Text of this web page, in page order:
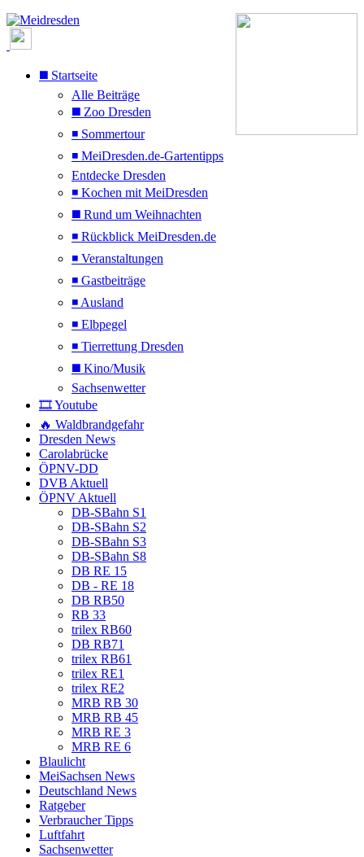
◼️ Startseite
Alle Beiträge
◼️ Zoo Dresden
◾ Sommertour
◾ MeiDresden.de-Gartentipps
Entdecke Dresden
◾ Kochen mit MeiDresden
◼️ Rund um Weihnachten
◾ Rückblick MeiDresden.de
◾ Veranstaltungen
◾ Gastbeiträge
◾ Ausland
◾ Elbpegel
◾ Tierrettung Dresden
◼️ Kino/Musik
Sachsenwetter
🎞️ Youtube
🔥 Waldbrandgefahr
Dresden News
Carolabrücke
ÖPNV-DD
DVB Aktuell
ÖPNV Aktuell
DB-SBahn S1
DB-SBahn S2
DB-SBahn S3
DB-SBahn S8
DB RE 15
DB - RE 18
DB RB50
RB 33
trilex RB60
DB RB71
trilex RB61
trilex RE1
trilex RE2
MRB RB 30
MRB RB 45
MRB RE 3
MRB RE 6
Blaulicht
MeiSachsen News
Deutschland News
Ratgeber
Verbraucher Tipps
Luftfahrt
Sachsenwetter